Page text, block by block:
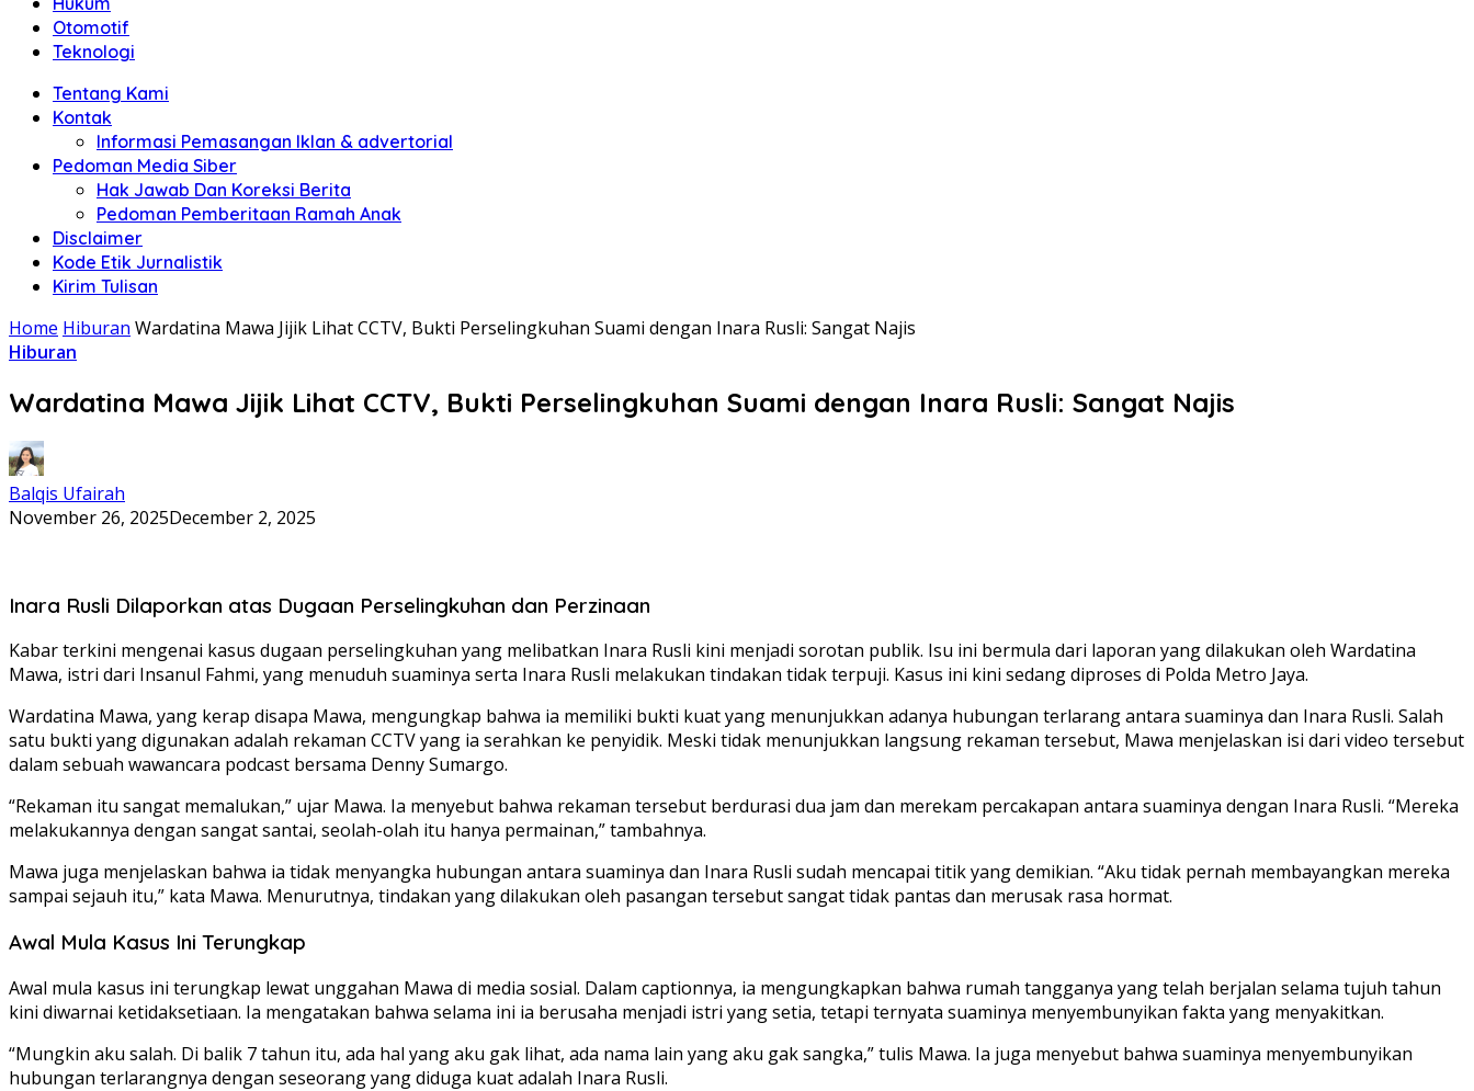
Otomotif
Teknologi
Tentang Kami
Kontak
Informasi Pemasangan Iklan & advertorial
Pedoman Media Siber
Hak Jawab Dan Koreksi Berita
Pedoman Pemberitaan Ramah Anak
Disclaimer
Kode Etik Jurnalistik
Kirim Tulisan
Home Hiburan Wardatina Mawa Jijik Lihat CCTV, Bukti Perselingkuhan Suami dengan Inara Rusli: Sangat Najis
Hiburan
Wardatina Mawa Jijik Lihat CCTV, Bukti Perselingkuhan Suami dengan Inara Rusli: Sangat Najis
Balqis Ufairah
November 26, 2025December 2, 2025
Inara Rusli Dilaporkan atas Dugaan Perselingkuhan dan Perzinaan
Kabar terkini mengenai kasus dugaan perselingkuhan yang melibatkan Inara Rusli kini menjadi sorotan publik. Isu ini bermula dari laporan yang dilakukan oleh Wardatina
Mawa, istri dari Insanul Fahmi, yang menuduh suaminya serta Inara Rusli melakukan tindakan tidak terpuji. Kasus ini kini sedang diproses di Polda Metro Jaya.
Wardatina Mawa, yang kerap disapa Mawa, mengungkap bahwa ia memiliki bukti kuat yang menunjukkan adanya hubungan terlarang antara suaminya dan Inara Rusli. Salah
satu bukti yang digunakan adalah rekaman CCTV yang ia serahkan ke penyidik. Meski tidak menunjukkan langsung rekaman tersebut, Mawa menjelaskan isi dari video tersebut
dalam sebuah wawancara podcast bersama Denny Sumargo.
“Rekaman itu sangat memalukan,” ujar Mawa. Ia menyebut bahwa rekaman tersebut berdurasi dua jam dan merekam percakapan antara suaminya dengan Inara Rusli. “Mereka
melakukannya dengan sangat santai, seolah-olah itu hanya permainan,” tambahnya.
Mawa juga menjelaskan bahwa ia tidak menyangka hubungan antara suaminya dan Inara Rusli sudah mencapai titik yang demikian. “Aku tidak pernah membayangkan mereka
sampai sejauh itu,” kata Mawa. Menurutnya, tindakan yang dilakukan oleh pasangan tersebut sangat tidak pantas dan merusak rasa hormat.
Awal Mula Kasus Ini Terungkap
Awal mula kasus ini terungkap lewat unggahan Mawa di media sosial. Dalam captionnya, ia mengungkapkan bahwa rumah tangganya yang telah berjalan selama tujuh tahun
kini diwarnai ketidaksetiaan. Ia mengatakan bahwa selama ini ia berusaha menjadi istri yang setia, tetapi ternyata suaminya menyembunyikan fakta yang menyakitkan.
“Mungkin aku salah. Di balik 7 tahun itu, ada hal yang aku gak lihat, ada nama lain yang aku gak sangka,” tulis Mawa. Ia juga menyebut bahwa suaminya menyembunyikan
hubungan terlarangnya dengan seseorang yang diduga kuat adalah Inara Rusli.